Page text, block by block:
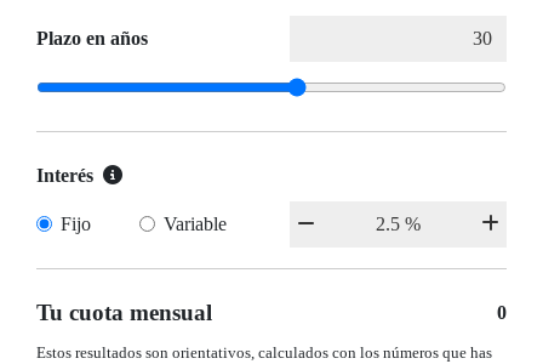
Plazo en años
Interés
Fijo Variable
Tu cuota mensual 0
Estos resultados son orientativos, calculados con los números que has